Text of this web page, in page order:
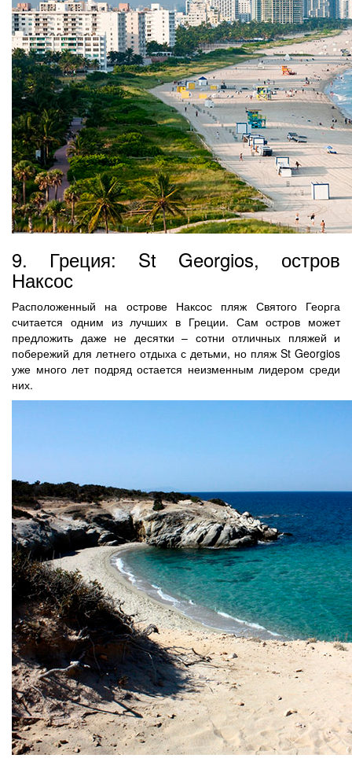
9. Греция: St Georgios, остров
Наксос
Расположенный на острове Наксос пляж Святого Георга
считается одним из лучших в Греции. Сам остров может
предложить даже не десятки – сотни отличных пляжей и
побережий для летнего отдыха с детьми, но пляж St Georgios
уже много лет подряд остается неизменным лидером среди
них.